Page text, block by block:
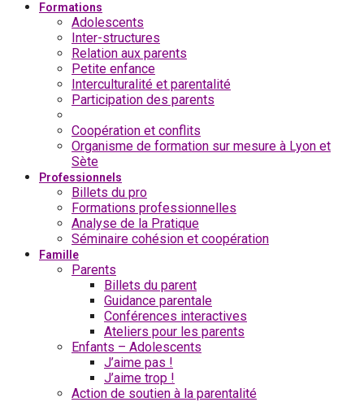
Formations
Adolescents
Inter-structures
Relation aux parents
Petite enfance
Interculturalité et parentalité
Participation des parents
Coopération et conflits
Organisme de formation sur mesure à Lyon et
Sète
Professionnels
Billets du pro
Formations professionnelles
Analyse de la Pratique
Séminaire cohésion et coopération
Famille
Parents
Billets du parent
Guidance parentale
Conférences interactives
Ateliers pour les parents
Enfants – Adolescents
J’aime pas !
J’aime trop !
Action de soutien à la parentalité